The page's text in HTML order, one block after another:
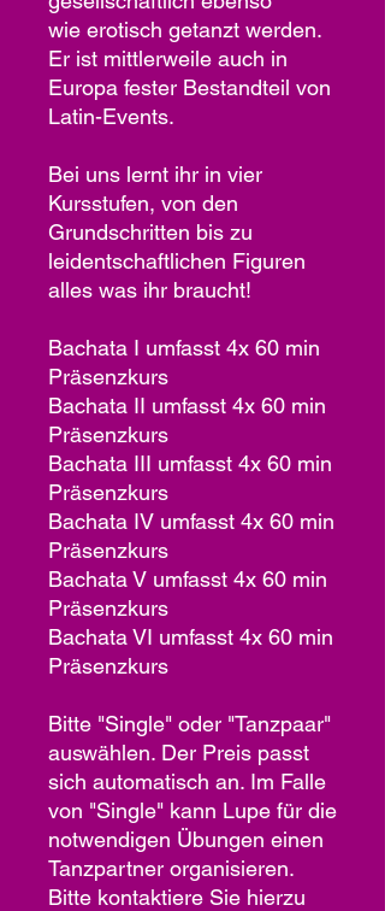
wie erotisch getanzt werden.
Er ist mittlerweile auch in
Europa fester Bestandteil von
Latin-Events.
Bei uns lernt ihr in vier
Kursstufen, von den
Grundschritten bis zu
leidentschaftlichen Figuren
alles was ihr braucht!
Bachata I umfasst 4x 60 min
Präsenzkurs
Bachata II umfasst 4x 60 min
Präsenzkurs
Bachata III umfasst 4x 60 min
Präsenzkurs
Bachata IV umfasst 4x 60 min
Präsenzkurs
Bachata V umfasst 4x 60 min
Präsenzkurs
Bachata VI umfasst 4x 60 min
Präsenzkurs
Bitte "Single" oder "Tanzpaar"
auswählen. Der Preis passt
sich automatisch an. Im Falle
von "Single" kann Lupe für die
notwendigen Übungen einen
Tanzpartner organisieren.
Bitte kontaktiere Sie hierzu